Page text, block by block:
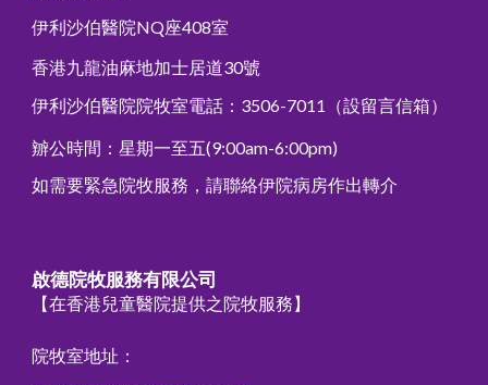
伊利沙伯醫院NQ座408室
香港九龍油麻地加士居道30號
伊利沙伯醫院院牧室電話：3506-7011
（設留言信箱）
辧公時間 ：星期一至五(9:00am-6:00pm)
如需要緊急院牧服務，請聯絡伊院病房作出轉介
啟德院牧服務有限公司
【在香港兒童醫院提供之院牧服務】
院牧室地址：